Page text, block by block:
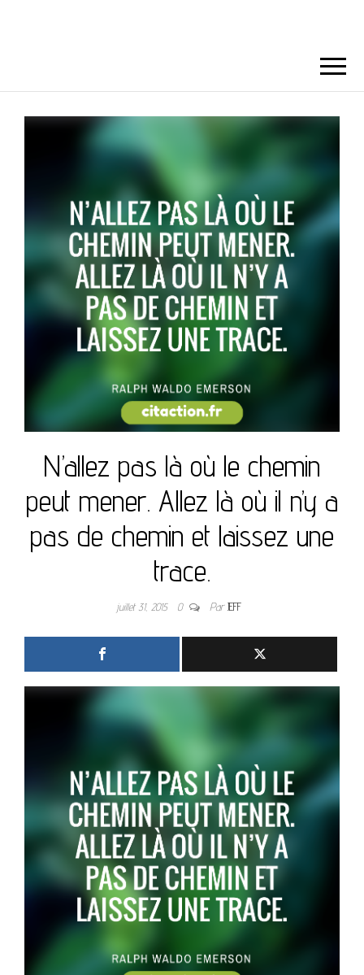
N’allez pas là où le chemin
peut mener. Allez là où il n’y a
pas de chemin et laissez une
trace.
juillet 31, 2015 0 ParJEFF